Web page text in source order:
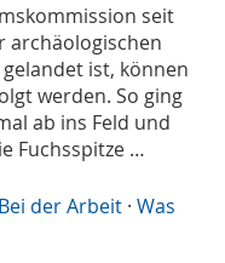
seit
archäologischen
ist, können
werden. So ging
ab ins Feld und
Fuchsspitze …
Bei der Arbeit · Was